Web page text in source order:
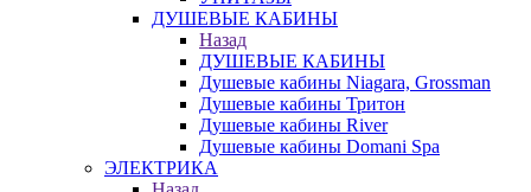
ДУШЕВЫЕ КАБИНЫ
Назад
ДУШЕВЫЕ КАБИНЫ
Душевые кабины Niagara, Grossman
Душевые кабины Тритон
Душевые кабины River
Душевые кабины Domani Spa
ЭЛЕКТРИКА